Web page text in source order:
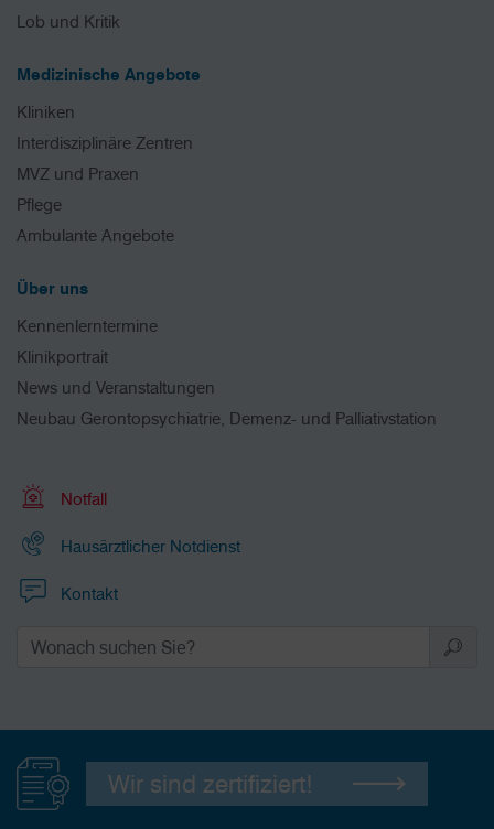
Lob und Kritik
Medizinische Angebote
Kliniken
Interdisziplinäre Zentren
MVZ und Praxen
Pflege
Ambulante Angebote
Über uns
Kennenlerntermine
Klinikportrait
News und Veranstaltungen
Neubau Gerontopsychiatrie, Demenz- und Palliativstation
Notfall
Hausärztlicher Notdienst
Kontakt
Wir sind zertifiziert!